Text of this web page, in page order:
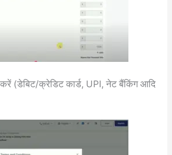
(डेबिट/क्रेडिट कार्ड, UPI, नेट बैंकिंग आदि